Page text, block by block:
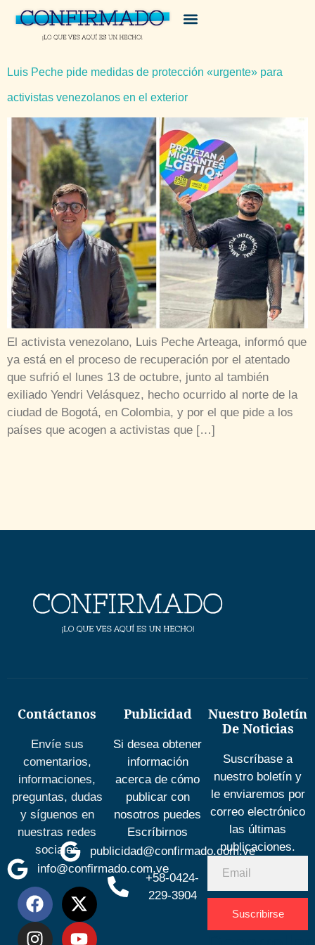
Luis Peche pide medidas de protección «urgente» para
activistas venezolanos en el exterior
El activista venezolano, Luis Peche Arteaga, informó que
ya está en el proceso de recuperación por el atentado
que sufrió el lunes 13 de octubre, junto al también
exiliado Yendri Velásquez, hecho ocurrido al norte de la
ciudad de Bogotá, en Colombia, y por el que pide a los
países que acogen a activistas que […]
Contáctanos
Envíe sus
comentarios,
informaciones,
preguntas, dudas
y síguenos en
nuestras redes
sociales
info@confirmado.com.ve
Publicidad
Si desea obtener
información
acerca de cómo
publicar con
nosotros puedes
Escríbirnos
publicidad@confirmado.com.ve
+58-0424-
229-3904
Nuestro Boletín
De Noticias
Suscríbase a
nuestro boletín y
le enviaremos por
correo electrónico
las últimas
publicaciones.
Suscribirse